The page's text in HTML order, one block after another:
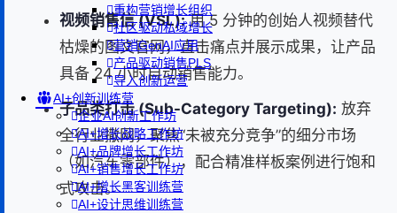
重构营销增长组织
社区驱动私域增长
营销GenAI应用
产品驱动销售PLS
导入创新运营
AI+创新训练营
企业AI创新工作坊
AI+增长战略工作坊
AI+品牌增长工作坊
AI+销售增长工作坊
AI+增长黑客训练营
AI+设计思维训练营
视频销售信 (VSL):用 5 分钟的创始人视频替代
枯燥的图文官网，直击痛点并展示成果，让产品
具备 24 小时自动销售能力。
子品类打击 (Sub-Category Targeting): 放弃
全行业撒网，聚焦“未被充分竞争”的细分市场
（如汽车零部件），配合精准样板案例进行饱和
式攻击。